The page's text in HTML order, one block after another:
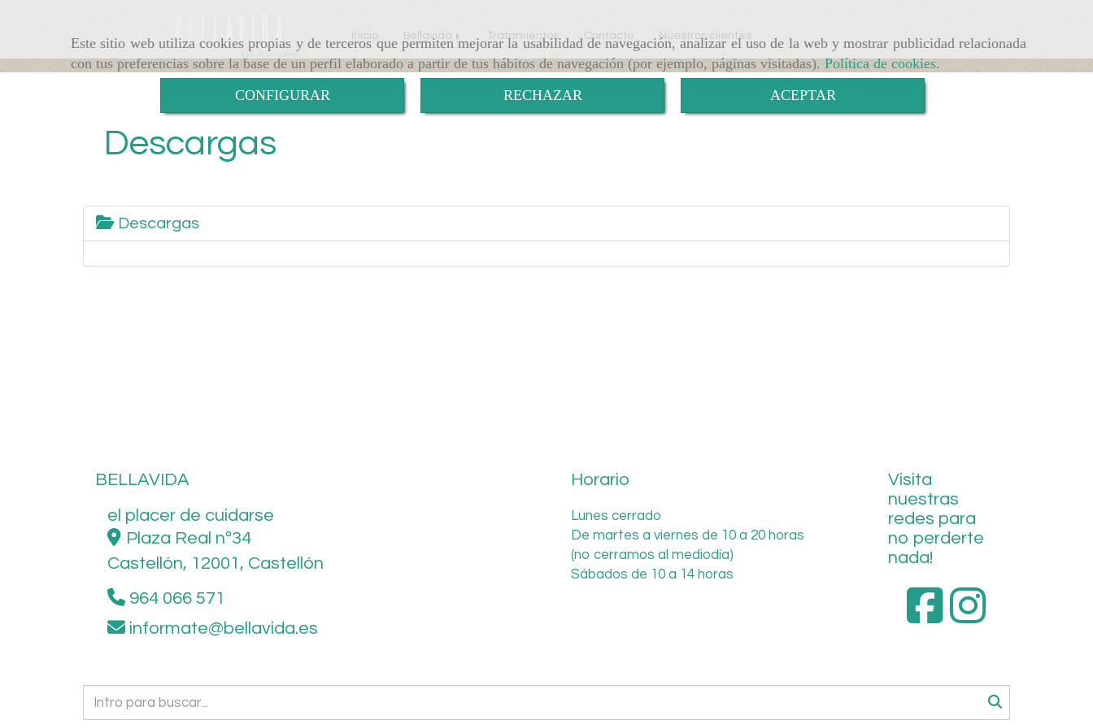
Este sitio web utiliza cookies propias y de terceros que permiten mejorar la usabilidad de navegación, analizar el uso de la web y mostrar publicidad relacionada
con tus preferencias sobre la base de un perfil elaborado a partir de tus hábitos de navegación (por ejemplo, páginas visitadas).Política de cookies.
CONFIGURAR
RECHAZAR ACEPTAR
Inicio Bellavida Tratamientos Contacto Nuestros clientes
Descargas
Descargas
BELLAVIDA
el placer de cuidarse
Plaza Real nº34
Castellón, 12001, Castellón
964 066 571
informate
bellavida.es
Horario
Lunes cerrado
De martes a viernes de 10 a 20 horas
(no cerramos al mediodía)
Sábados de 10 a 14 horas
Visita
nuestras
redes para
no perderte
nada!